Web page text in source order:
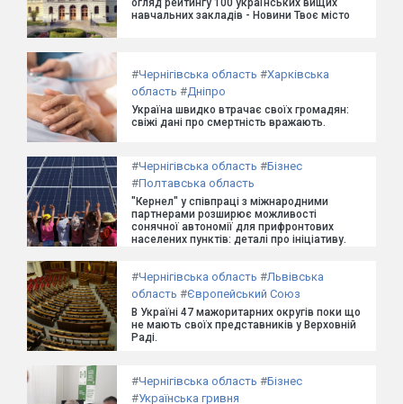
огляд рейтингу 100 українських вищих
навчальних закладів - Новини Твоє місто
#Чернігівська область #Харківська
область #Дніпро
Україна швидко втрачає своїх громадян:
свіжі дані про смертність вражають.
#Чернігівська область #Бізнес
#Полтавська область
"Кернел" у співпраці з міжнародними
партнерами розширює можливості
сонячної автономії для прифронтових
населених пунктів: деталі про ініціативу.
#Чернігівська область #Львівська
область #Європейський Союз
В Україні 47 мажоритарних округів поки що
не мають своїх представників у Верховній
Раді.
#Чернігівська область #Бізнес
#Українська гривня